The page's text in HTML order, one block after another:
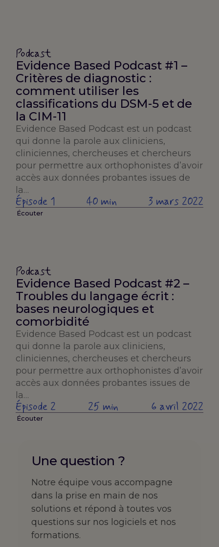
Podcast
Evidence Based Podcast #1 –
Critères de diagnostic :
comment utiliser les
classifications du DSM-5 et de
la CIM-11
Evidence Based Podcast est un podcast
qui donne la parole aux cliniciens,
cliniciennes, chercheuses et chercheurs
pour permettre aux orthophonistes d’avoir
accès aux données probantes issues de
la…
Épisode 1 40 min 3 mars 2022
Écouter
Podcast
Evidence Based Podcast #2 –
Troubles du langage écrit :
bases neurologiques et
comorbidité
Evidence Based Podcast est un podcast
qui donne la parole aux cliniciens,
cliniciennes, chercheuses et chercheurs
pour permettre aux orthophonistes d’avoir
accès aux données probantes issues de
la…
Épisode 2 25 min 6 avril 2022
Écouter
Une question ?
Notre équipe vous accompagne
dans la prise en main de nos
solutions et répond à toutes vos
questions sur nos logiciels et nos
formations.